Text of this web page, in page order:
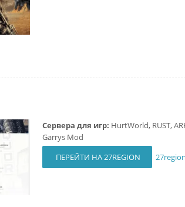
Сервера для игр: HurtWorld, RUST,
Garrys Mod
ПЕРЕЙТИ НА 27REGION